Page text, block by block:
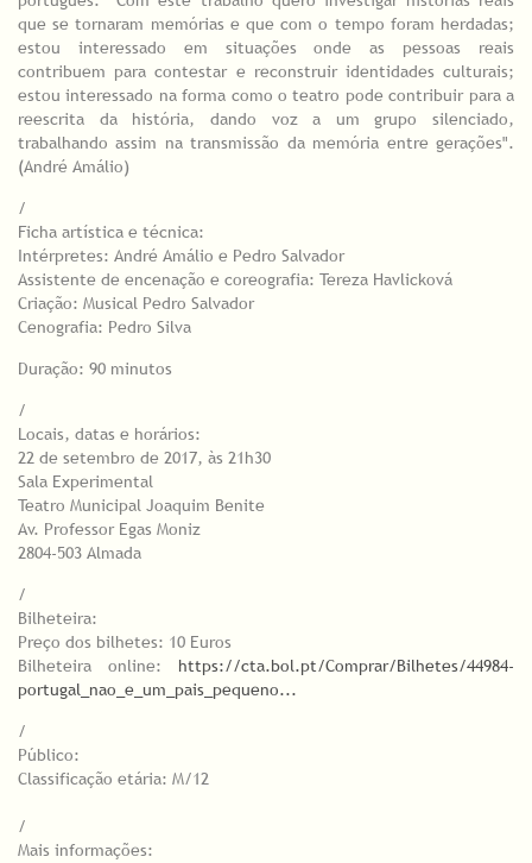
que se tornaram memórias e que com o tempo foram herdadas;
estou interessado em situações onde as pessoas reais
contribuem para contestar e reconstruir identidades culturais;
estou interessado na forma como o teatro pode contribuir para a
reescrita da história, dando voz a um grupo silenciado,
trabalhando assim na transmissão da memória entre gerações".
(André Amálio)
/
Ficha artística e técnica:
Intérpretes: André Amálio e Pedro Salvador
Assistente de encenação e coreografia: Tereza Havlicková
Criação: Musical Pedro Salvador
Cenografia: Pedro Silva
Duração: 90 minutos
/
Locais, datas e horários:
22 de setembro de 2017, às 21h30
Sala Experimental
Teatro Municipal Joaquim Benite
Av. Professor Egas Moniz
2804-503 Almada
/
Bilheteira:
Preço dos bilhetes: 10 Euros
Bilheteira online: https://cta.bol.pt/Comprar/Bilhetes/44984-
portugal_nao_e_um_pais_pequeno...
/
Público:
Classificação etária: M/12
/
Mais informações: